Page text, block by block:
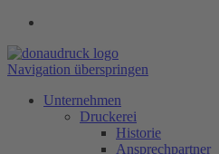
Navigation überspringen
Unternehmen
Druckerei
Historie
Ansprechpartner